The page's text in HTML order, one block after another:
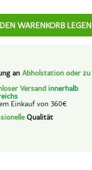
WARENKORB LEGEN
an Abholstation oder zu
Versand innerhalb
Einkauf von 360€
Qualität